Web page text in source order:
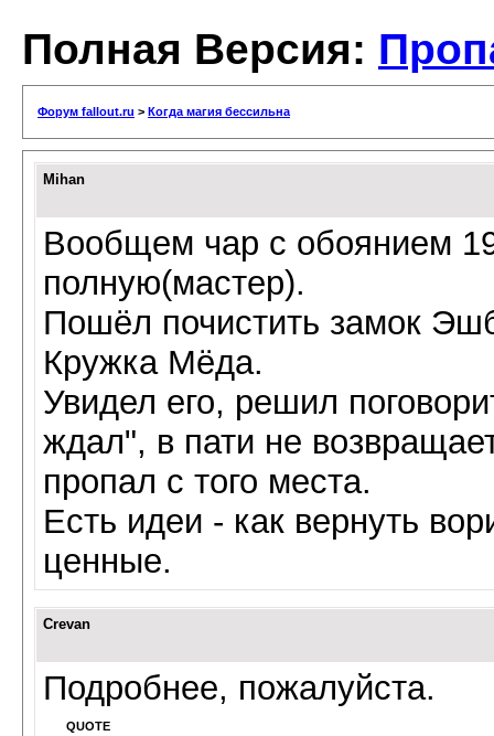
Полная Версия:
Форум fallout.ru > Когда магия бессильна
Mihan
Вообщем чар с обоянием
полную(мастер).
Пошёл почистить замок
Кружка Мёда.
Увидел его, решил
ждал", в пати не
пропал с того места.
Есть идеи - как вернуть
ценные.
Crevan
Подробнее, пожалуйста.
QUOTE